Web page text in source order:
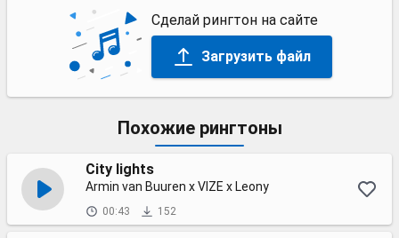
Сделай рингтон на сайте
Загрузить файл
Похожие рингтоны
City lights
Armin van Buuren x VIZE x Leony
00:43 152